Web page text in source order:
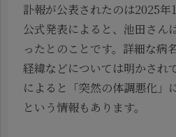
訃報が公表されたのは2025
公式発表によると、池田さん
ったとのことです。詳細な病
経緯などについては明かされ
によると「突然の体調悪化」
という情報もあります。